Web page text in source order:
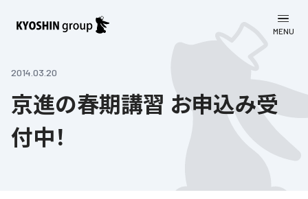
MENU
会社案内
会社案内
事業一覧
2014.03.20
京進の春期講習 お申込み受
付中！